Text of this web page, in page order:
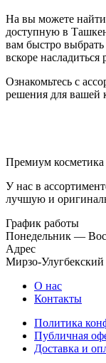
На вы можете
доступную в
вам быстро
вскоре насладиться
Ознакомьтесь с
решения для вашей
Премиум косметика
У нас в
лучшую и
График работы
Понедельник —
Адрес
Мирзо-
О нас
Контакты
Политика
Публичная
Доставка и